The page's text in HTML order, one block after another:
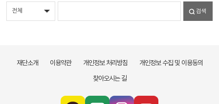
검색
재단소개 이용약관 개인정보 처리방침
개인정보 수집 및 이용동의
찾아오시는 길